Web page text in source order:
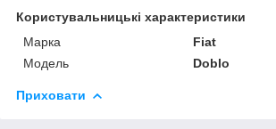
Користувальницькі характеристики
Марка
Fiat
Модель
Doblo
Приховати